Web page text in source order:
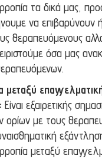
τα δικά μας,
να επιβαρύνουν
θεραπευόμενους
όσα μας
μεταξύ
Είναι εξαιρετικής
ορίων με τους
μεταξύ